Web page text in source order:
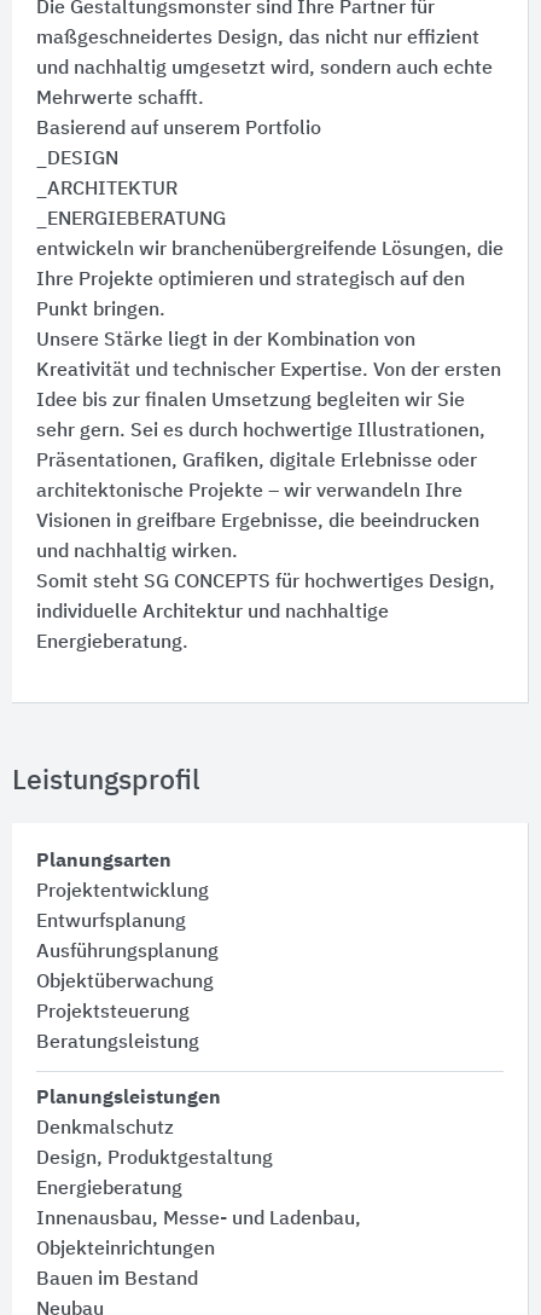
Die Gestaltungsmonster sind Ihre Partner für
maßgeschneidertes Design, das nicht nur effizient
und nachhaltig umgesetzt wird, sondern auch echte
Mehrwerte schafft.
Basierend auf unserem Portfolio
_DESIGN
_ARCHITEKTUR
_ENERGIEBERATUNG
entwickeln wir branchenübergreifende Lösungen, die
Ihre Projekte optimieren und strategisch auf den
Punkt bringen.
Unsere Stärke liegt in der Kombination von
Kreativität und technischer Expertise. Von der ersten
Idee bis zur finalen Umsetzung begleiten wir Sie
sehr gern. Sei es durch hochwertige Illustrationen,
Präsentationen, Grafiken, digitale Erlebnisse oder
architektonische Projekte – wir verwandeln Ihre
Visionen in greifbare Ergebnisse, die beeindrucken
und nachhaltig wirken.
Somit steht SG CONCEPTS für hochwertiges Design,
individuelle Architektur und nachhaltige
Energieberatung.
Leistungsprofil
Planungsarten
Projektentwicklung
Entwurfsplanung
Ausführungsplanung
Objektüberwachung
Projektsteuerung
Beratungsleistung
Planungsleistungen
Denkmalschutz
Design, Produktgestaltung
Energieberatung
Innenausbau, Messe- und Ladenbau,
Objekteinrichtungen
Bauen im Bestand
Neubau